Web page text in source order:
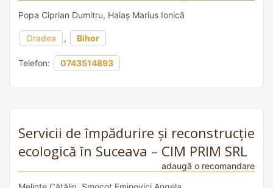
Popa Ciprian Dumitru, Haiaș Marius Ionică
Oradea , Bihor
Telefon: 0743514893
Servicii de împădurire și reconstrucție
ecologică în Suceava – CIM PRIM SRL
adaugă o recomandare